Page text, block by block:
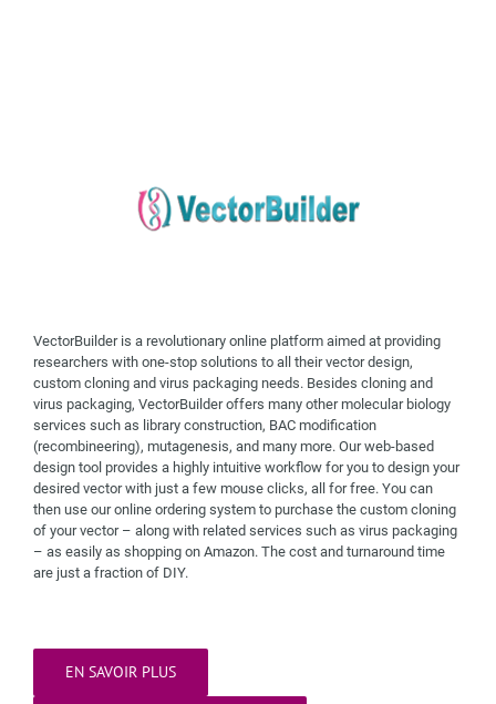
VectorBuilder is a revolutionary online platform aimed at providing
researchers with one-stop solutions to all their vector design,
custom cloning and virus packaging needs. Besides cloning and
virus packaging, VectorBuilder offers many other molecular biology
services such as library construction, BAC modification
(recombineering), mutagenesis, and many more. Our web-based
design tool provides a highly intuitive workflow for you to design your
desired vector with just a few mouse clicks, all for free. You can
then use our online ordering system to purchase the custom cloning
of your vector – along with related services such as virus packaging
– as easily as shopping on Amazon. The cost and turnaround time
are just a fraction of DIY.
EN SAVOIR PLUS